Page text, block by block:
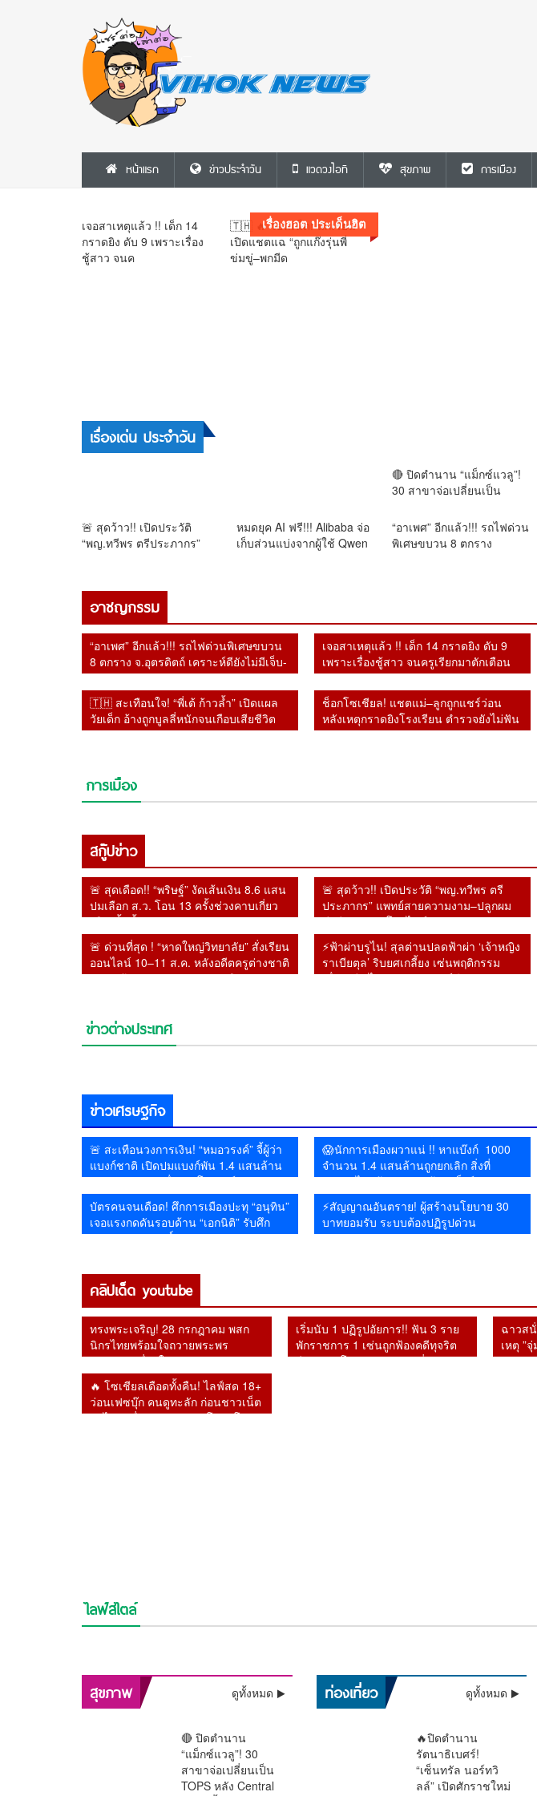
หน้าแรก ข่าวประจำวัน แวดวงไอที สุขภาพ การเมือง
เรื่องฮอต ประเด็นฮิต
ปมเลือก ส.ว. โอน 13 ครั้งช่วงคาบเกี่ยวเลือก
ตั้ง จี้ กกต. เปิดผลสอบ–เร่งส่งศาล
เจอสาเหตุแล้ว !! เด็ก 14
กราดยิง ดับ 9 เพราะเรื่อง
ชู้สาว จนค
🇹🇭 🔥 ว่อนเน็ต! นักเรียน
เปิดแชตแฉ “ถูกแก๊งรุ่นพี่
ข่มขู่–พกมีด
TOPS หลัง
ถึง “แม็กซ์แวลู” ก่
เรื่องเด่น ประจำวัน
ก่อนเข้าสู่ยุค TOPS
🔴 ปิดตำนาน “แม็กซ์แวลู”!
30 สาขาจ่อเปลี่ยนเป็น
ซื้อกิจการ — จาก “จัสโก้” ถึง
“แม็กซ์แวลู” ก่อนเข้าสู่ยุค
🚨 สุดว้าว!! เปิดประวัติ
“พญ.ทวีพร ตรีประภากร”
ระดับนานาชาติ
หมดยุค AI ฟรี!!! Alibaba จ่อ
เก็บส่วนแบ่งจากผู้ใช้ Qwen
“อาเพศ” อีกแล้ว!!! รถไฟด่วน
พิเศษขบวน 8 ตกราง
อาชญกรรม
“อาเพศ” อีกแล้ว!!! รถไฟด่วนพิเศษขบวน
8 ตกราง จ.อุตรดิตถ์ เคราะห์ดียังไม่มีเจ็บ-
ตาย
เจอสาเหตุแล้ว !! เด็ก 14 กราดยิง ดับ 9
เพราะเรื่องชู้สาว จนครูเรียกมาตักเตือน
แน่จบแบบรุนแรง
🇹🇭 สะเทือนใจ! “พี่เต้ ก้าวล้ำ” เปิดแผล
วัยเด็ก อ้างถูกบูลลี่หนักจนเกือบเสียชีวิต
ช็อกโซเชียล! แชตแม่–ลูกถูกแชร์ว่อน
หลังเหตุกราดยิงโรงเรียน ตำรวจยังไม่ฟัน
ธงของจริง
การเมือง
สกู๊ปข่าว
🚨 สุดเดือด!! “พริษฐ์” งัดเส้นเงิน 8.6 แสน
ปมเลือก ส.ว. โอน 13 ครั้งช่วงคาบเกี่ยว
เลือกตั้ง จี้ กกต. เปิดผลสอบ–เร่งส่งศาล
🚨 สุดว้าว!! เปิดประวัติ “พญ.ทวีพร ตรี
ประภากร” แพทย์สายความงาม–ปลูกผม
ดีกรี ABHRS โปรไฟล์แน่นระดับ
นานาชาติ
🚨 ด่วนที่สุด ! “หาดใหญ่วิทยาลัย” สั่งเรียน
ออนไลน์ 10–11 ส.ค. หลังอดีตครูต่างชาติ
ถูกเลิกจ้าง-เผยแพร่ภาพอาวุธปืน
⚡ฟ้าผ่าบรูไน! สุลต่านปลดฟ้าผ่า ‘เจ้าหญิง
ราเบียตุล’ ริบยศเกลี้ยง เซ่นพฤติกรรม
เสื่อมเสีย-ไม่เคารพราชวงศ์😱
ข่าวต่างประเทศ
เปิดพันธสัญญาแห่งมัก
กะฮ์! 3 ชาติมหาอำนาจตั้ง
ฟ้าผ่า ‘เจ้าหญิงราเบียตุล’
รัฐบาลไทย !! ลั่นส่งร่าง
🔥อิหร่านงัดไม้แข็ง!
เตรียมห้ามเรือสหรัฐฯ-อิส
แฮกเกอร์โยงอิหร่าน ถล่ม
เดี่ยว พันธมิตรยุโรปทยอย
ข่าวเศรษฐกิจ
🚨 สะเทือนวงการเงิน! “หมอวรงค์” จี้ผู้ว่า
แบงก์ชาติ เปิดปมแบงก์พัน 1.4 แสนล้าน
หายจากระบบ เชื่ออาจโยงคอร์รัปชัน–ทุน
เทา
😱นักการเมืองผวาแน่ !! หาแบ๊งก์ 1000
จำนวน 1.4 แสนล้านถูกยกเลิก สิ่งที่
รัฐบาลไม่กล้าทำ หลัง ผู้ว่าแบ็งก์ชาติยัน
หายไปจากระบบ
บัตรคนจนเดือด! ศึกการเมืองปะทุ “อนุทิน”
เจอแรงกดดันรอบด้าน “เอกนิติ” รับศึก
หนักคัดกรองสิทธิ์
⚡สัญญาณอันตราย! ผู้สร้างนโยบาย 30
บาทยอมรับ ระบบต้องปฏิรูปด่วน
คลิปเด็ด youtube
ทรงพระเจริญ! 28 กรกฎาคม พสก
นิกรไทยพร้อมใจถวายพระพร
ชัยมงคล เนื่องในวันเฉลิม
พระชนมพรรษา 74 พรรษา
เริ่มนับ 1 ปฏิรูปอัยการ!! ฟัน 3 ราย
พักราชการ 1 เซ่นถูกฟ้องคดีทุจริต
อีก 2 รายโดนวินัย หลังเปลี่ยน
ฉาวส
เหตุ ”
รปภ.เ
🔥 โซเชียลเดือดทั้งคืน! ไลฟ์สด 18+
ว่อนเฟซบุ๊ก คนดูทะลัก ก่อนชาวเน็ต
ตาไวพบชื่อ “กรมควบคุมโรค” โผล่
ไลฟ์สไตล์
⚡ช็อกวงการ! พบแล้วร่าง
“เต้ ดราก้อนไฟว์” ลอย
ไทย!! รองราชเลขาฯ เป็น
“รามเกียรติ์ ตอน สีดา”
ก่อนเปิดม่าน พ.ย.นี้
รอยัล” เปิดใจ ขอบคุณคน
อิสรภาพคืนร็อกสตาร์!!
“เสก โลโซ” พ้นเรือนจำ
สั่งคุก “ปู มัณฑนา” 2 ปี ไม่
ติณ” สีหน้าเคร่งเครียด
รีดา” พ่อแม่ร่วมให้กำลังใจ
สุขภาพ ดูทั้งหมด
ชง 3 ยุทธศาสตร์ใหญ่ ทลายคอขวด
ระบบรักษา
🔴 ปิดตำนาน
“แม็กซ์แวลู”! 30
สาขาจ่อเปลี่ยนเป็น
TOPS หลัง Central
ท่องเที่ยว ดูทั้งหมด
“ตะวันออก–อันดามัน” หนักมาก
กทม.โดน 60% ระวังน้ำท่วม
🔥ปิดตำนาน
รัตนาธิเบศร์!
“เซ็นทรัล นอร์ทวิ
ลล์” เปิดศักราชใหม่